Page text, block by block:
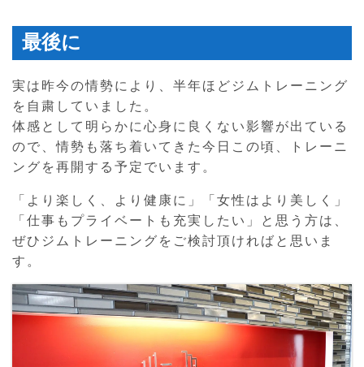
最後に
実は昨今の情勢により、半年ほどジムトレーニング
を自粛していました。
体感として明らかに心身に良くない影響が出ている
ので、情勢も落ち着いてきた今日この頃、トレーニ
ングを再開する予定でいます。
「より楽しく、より健康に」「女性はより美しく」
「仕事もプライベートも充実したい」と思う方は、
ぜひジムトレーニングをご検討頂ければと思いま
す。